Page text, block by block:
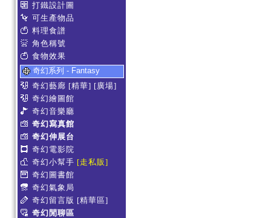
打鐵設計圖
可生產物品
料理食譜
角色稱號
食物效果
奇幻系列 - Fantasy
奇幻藝廊 [精華] [廣場]
奇幻繪圖館
奇幻音樂廳
奇幻寫真館
奇幻伸展台
奇幻電影院
奇幻小幫手 [走私販]
奇幻圖書館
奇幻氣象局
奇幻留言版 [精華區]
奇幻閒聊區